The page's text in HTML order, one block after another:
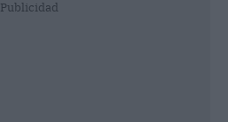
Publicidad